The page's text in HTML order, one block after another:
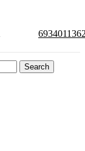
Search